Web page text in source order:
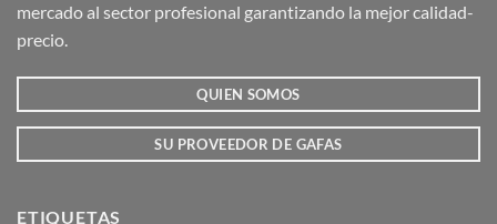
elegir
de
producto
elegir
de
mercado al sector profesional garantizando la mejor calidad-
precio.
QUIEN SOMOS
SU PROVEEDOR DE GAFAS
ETIQUETAS